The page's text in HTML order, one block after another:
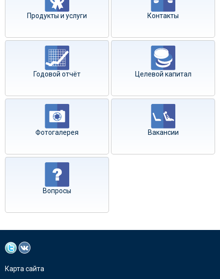
Продукты и услуги Контакты
Годовой отчёт Целевой капитал
Фотогалерея Вакансии
Вопросы
Карта сайта